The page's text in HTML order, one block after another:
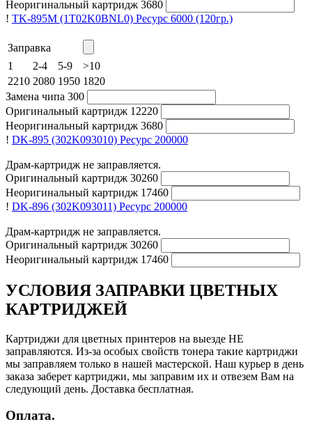
Неоригинальный картридж 3680
! TK-895M (1T02K0BNL0) Ресурс 6000 (120гр.)
Заправка
1
2-4 5-9
>10
2210 2080 1950 1820
Замена чипа 300
Оригинальный картридж 12220
Неоригинальный картридж 3680
! DK-895 (302K093010) Ресурс 200000
Драм-картридж не заправляется.
Оригинальный картридж 30260
Неоригинальный картридж 17460
! DK-896 (302K093011) Ресурс 200000
Драм-картридж не заправляется.
Оригинальный картридж 30260
Неоригинальный картридж 17460
УСЛОВИЯ ЗАПРАВКИ ЦВЕТНЫХ
КАРТРИДЖЕЙ
Картриджи для цветных принтеров на выезде НЕ
заправляются. Из-за особых свойств тонера такие картриджи
мы заправляем только в нашей мастерской. Наш курьер в день
заказа заберет картриджи, мы заправим их и отвезем Вам на
следующий день. Доставка бесплатная.
Оплата.